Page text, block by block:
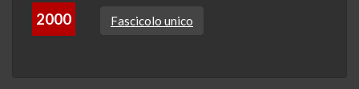
2000 Fascicolo unico